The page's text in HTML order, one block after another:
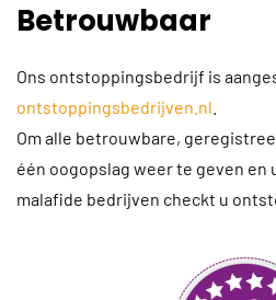
Betrouwbaar
Ons ontstoppingsbedrijf is
ontstoppingsbedrijven.nl
Om alle betrouwbare,
één oogopslag weer te geven en
malafide bedrijven checkt u